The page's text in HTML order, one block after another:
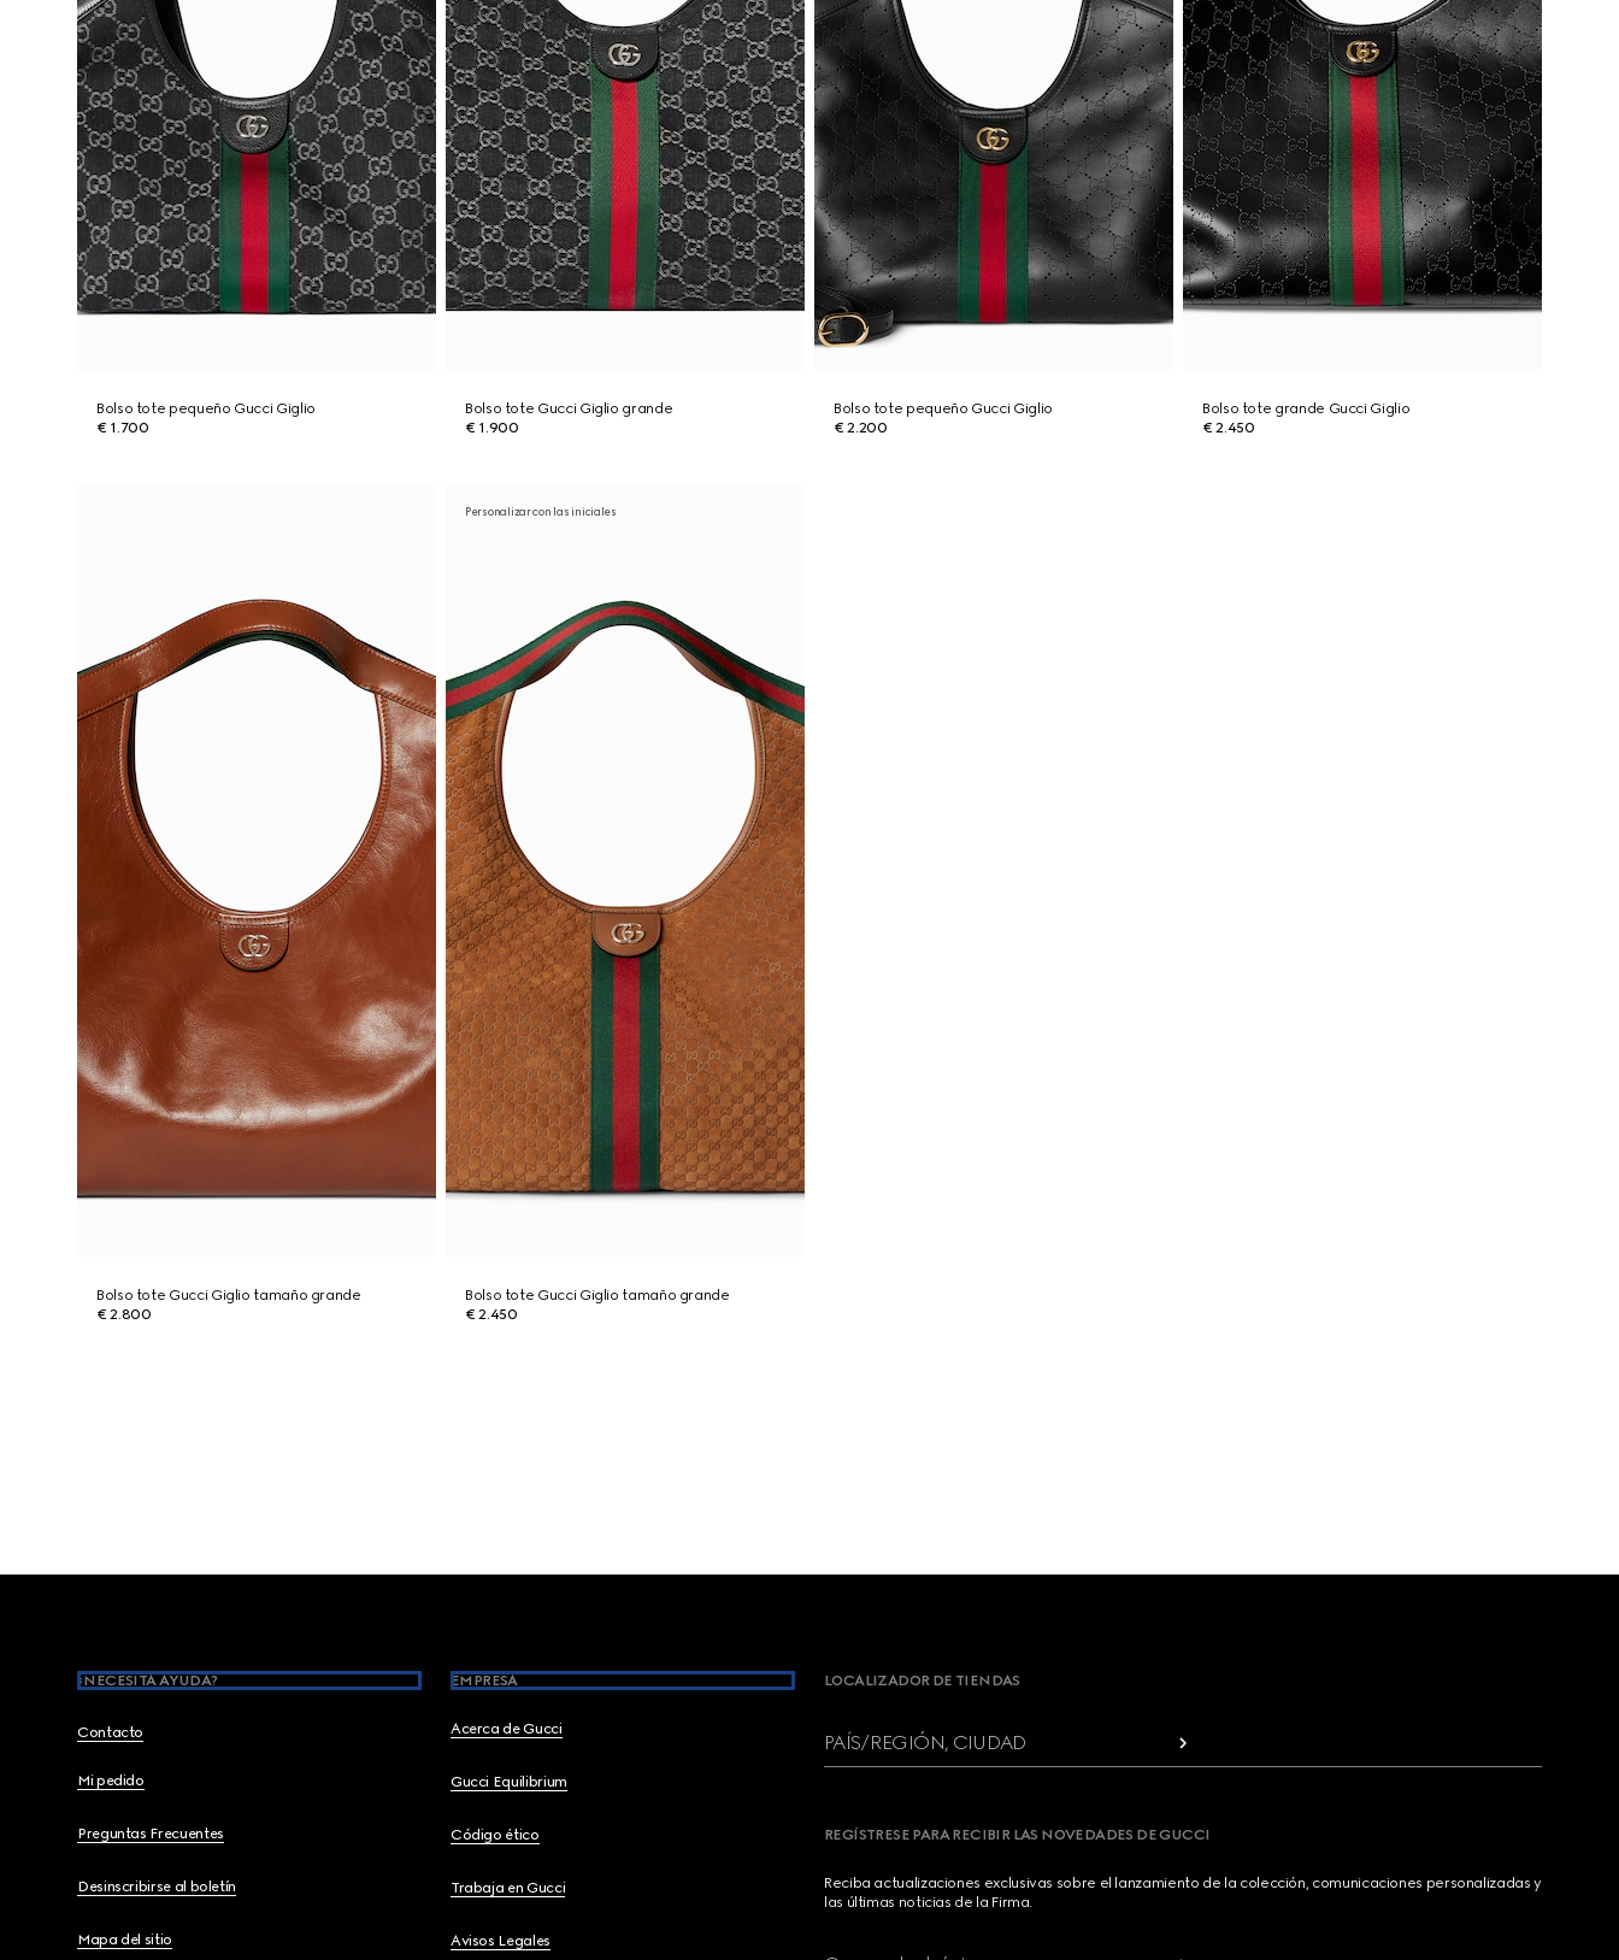
Bolso tote pequeño Gucci Giglio
€ 1.700
Bolso tote Gucci Giglio grande
€ 1.900
Bolso tote pequeño Gucci Giglio
€ 2.200
Bolso tote grande Gucci Giglio
€ 2.450
Bolso tote Gucci Giglio tamaño grande
€ 2.800
Personalizar con las iniciales
Bolso tote Gucci Giglio tamaño grande
€ 2.450
¿NECESITA AYUDA?
Contacto
Mi pedido
Preguntas Frecuentes
Desinscribirse al boletín
Mapa del sitio
EMPRESA
Acerca de Gucci
Gucci Equilibrium
Código ético
Trabaja en Gucci
Avisos Legales
LOCALIZADOR DE TIENDAS
PAÍS/REGIÓN, CIUDAD
REGÍSTRESE PARA RECIBIR LAS NOVEDADES DE GUCCI
Reciba actualizaciones exclusivas sobre el lanzamiento de la colección, comunicaciones personalizadas y
las últimas noticias de la Firma.